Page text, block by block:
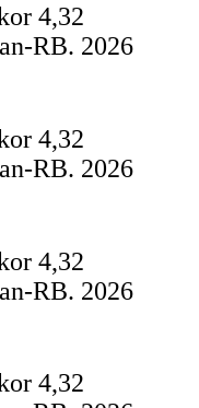
4,32
RB. 2026
4,32
RB. 2026
4,32
RB. 2026
4,32